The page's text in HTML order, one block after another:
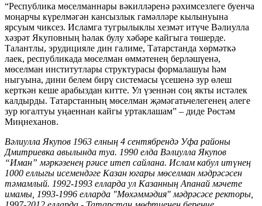
“Республика мөселманнары вәкилләренә рәхимсезлеге буенча
моңарчы күрелмәгән кансызлык гамәлләре кылынуына
ярсуым чиксез. Исламга тугрылыклы хезмәт итүче Вәлиулла
хәзрәт Якуповның һәлак булу хәбәре кайгыга төшерде.
Талантлы, эрудицияле дин галиме, Татарстанда хөрмәткә
лаек, республикада мөселман өммәтенең берләшүенә,
мөселман институтлары структурасы формалашуы һәм
ныгуына, дини белем бирү системасы үсешенә зур өлеш
керткән кеше арабыздан китте. Ул үзеннән соң якты истәлек
калдырды. Татарстанның мөселман җәмәгатьчелегенең әлеге
зур югалтуы уңаеннан кайгы уртаклашам” – диде Рөстәм
Миңнеханов.
Вәлиулла Якупов 1963 елның 4 сентябрендә Уфа районы
Дмитриевка авылында туа. 1990 елда Вәлиулла Якупов
“Иман” мәркәзенең рәисе итеп сайлана. Ислам кабул итүнең
1000 еллыгы исемендәге Казан югары мөселман мәдрәсәсен
тәмамлый. 1992-1993 елларда ул Казанның Апанай мәчете
имамы, 1993-1996 елларда "Мөхәммәдия" мәдрәсәсе ректоры,